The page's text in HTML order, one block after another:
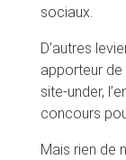
sociaux.
D’autres
apporteur
site-under,
concours
Mais rien de